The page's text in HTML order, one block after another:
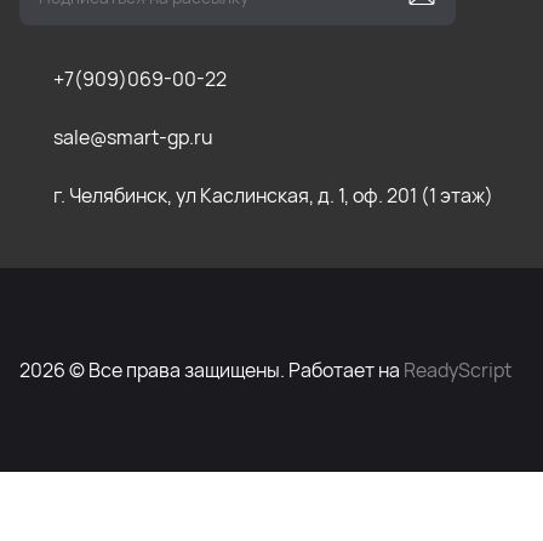
+7(909)069-00-22
sale@smart-gp.ru
г. Челябинск, ул Каслинская, д. 1, оф. 201 (1 этаж)
2026 © Все права защищены. Работает на ReadyScript